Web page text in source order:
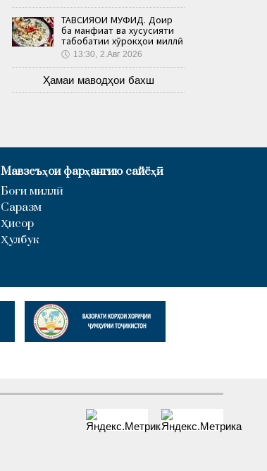
ТАВСИЯҲОИ МУФИД. Доир
ба манфиат ва хусусияти
табобатии хӯрокҳои миллӣ
🕔 13:30, 2.Авг 2026
Ҳамаи маводҳои бахш
Мавзеъҳои фарҳангию сайёҳӣ
Боғи миллӣ
Саразм
Ҳисор
Ҳулбук